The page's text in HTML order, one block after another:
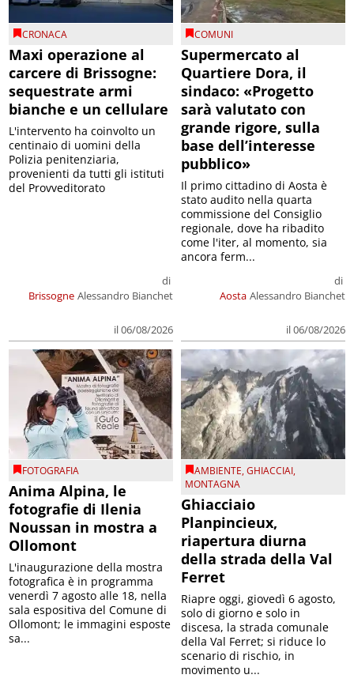
CRONACA
Maxi operazione al
carcere di Brissogne:
sequestrate armi
bianche e un cellulare
Brissogne
di
Alessandro Bianchet
il 06/08/2026
L'intervento ha coinvolto un
centinaio di uomini della
Polizia penitenziaria,
provenienti da tutti gli istituti
del Provveditorato
COMUNI
Supermercato al
Quartiere Dora, il
sindaco: «Progetto
sarà valutato con
grande rigore, sulla
base dell’interesse
pubblico»
Aosta
di
Alessandro Bianchet
il 06/08/2026
Il primo cittadino di Aosta è
stato audito nella quarta
commissione del Consiglio
regionale, dove ha ribadito
come l'iter, al momento, sia
ancora ferm...
FOTOGRAFIA
Anima Alpina, le
fotografie di Ilenia
Noussan in mostra a
Ollomont
L'inaugurazione della mostra
fotografica è in programma
venerdì 7 agosto alle 18, nella
sala espositiva del Comune di
Ollomont; le immagini esposte
sa...
AMBIENTE,GHIACCIAI,
MONTAGNA
Ghiacciaio
Planpincieux,
riapertura diurna
della strada della Val
Ferret
Riapre oggi, giovedì 6 agosto,
solo di giorno e solo in
discesa, la strada comunale
della Val Ferret; si riduce lo
scenario di rischio, in
movimento u...